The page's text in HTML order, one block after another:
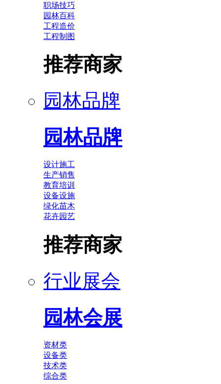
职场技巧
园林百科
工程造价
工程制图
推荐商家
园林品牌
园林品牌
设计施工
生产销售
教育培训
设备设施
绿化苗木
花卉园艺
推荐商家
行业展会
园林会展
资材类
设备类
技术类
综合类